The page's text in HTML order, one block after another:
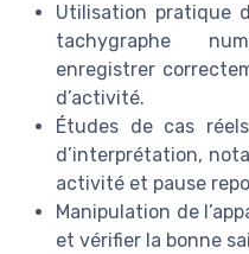
Utilisation pratique
tachygraphe
enregistrer
d’activité.
Études de cas
d’interprétation,
activité et pause
Manipulation de
et vérifier la bonne